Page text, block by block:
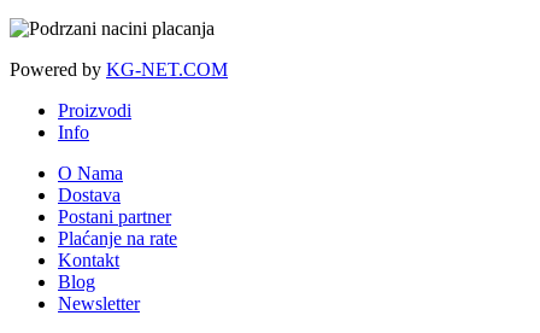
Powered by KG-NET.COM
Proizvodi
Info
O Nama
Dostava
Postani partner
Plaćanje na rate
Kontakt
Blog
Newsletter